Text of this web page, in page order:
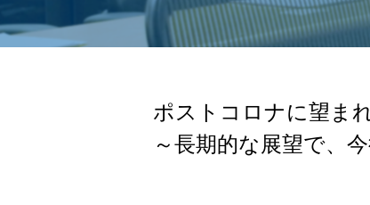
ポストコロナに望ま
～長期的な展望で、